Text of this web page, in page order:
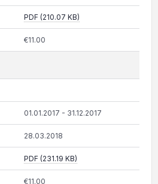
PDF (210.07 KB)
€11.00
01.01.2017 - 31.12.2017
28.03.2018
PDF (231.19 KB)
€11.00